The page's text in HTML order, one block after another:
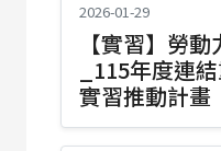
2026-01-29
【實習】勞
_115年度連
實習推動計畫